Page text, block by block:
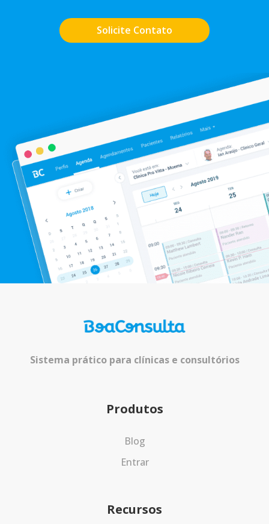
Solicite Contato
Sistema prático para clínicas e consultórios
Produtos
Blog
Entrar
Recursos